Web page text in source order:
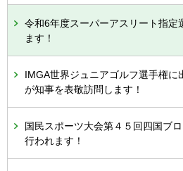
令和6年度スーパーアスリート指定
ます！
IMGA世界ジュニアゴルフ選手権に
が知事を表敬訪問します！
国民スポーツ大会第４５回四国ブ
行われます！